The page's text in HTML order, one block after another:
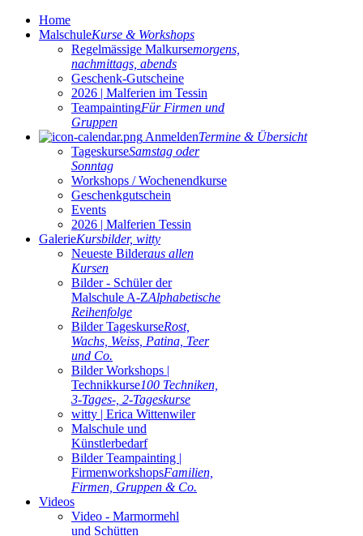
Home
MalschuleKurse & Workshops
Regelmässige Malkursemorgens,
nachmittags, abends
Geschenk-Gutscheine
2026 | Malferien im Tessin
TeampaintingFür Firmen und
Gruppen
AnmeldenTermine & Übersicht
TageskurseSamstag oder
Sonntag
Workshops / Wochenendkurse
Geschenkgutschein
Events
2026 | Malferien Tessin
GalerieKursbilder, witty
Neueste Bilderaus allen
Kursen
Bilder - Schüler der
Malschule A-ZAlphabetische
Reihenfolge
Bilder TageskurseRost,
Wachs, Weiss, Patina, Teer
und Co.
Bilder Workshops |
Technikkurse100 Techniken,
3-Tages-, 2-Tageskurse
witty | Erica Wittenwiler
Malschule und
Künstlerbedarf
Bilder Teampainting |
FirmenworkshopsFamilien,
Firmen, Gruppen & Co.
Videos
Video - Marmormehl
und Schütten